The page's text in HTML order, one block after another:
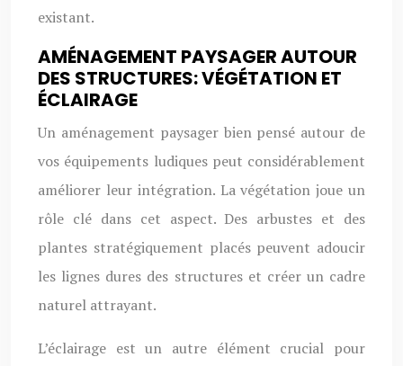
existant.
AMÉNAGEMENT PAYSAGER AUTOUR
DES STRUCTURES: VÉGÉTATION ET
ÉCLAIRAGE
Un aménagement paysager bien pensé autour de
vos équipements ludiques peut considérablement
améliorer leur intégration. La végétation joue un
rôle clé dans cet aspect. Des arbustes et des
plantes stratégiquement placés peuvent adoucir
les lignes dures des structures et créer un cadre
naturel attrayant.
L’éclairage est un autre élément crucial pour